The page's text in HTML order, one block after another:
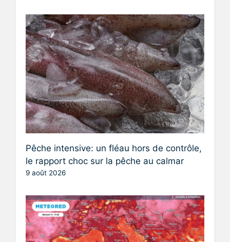
Pêche intensive: un fléau hors de contrôle,
le rapport choc sur la pêche au calmar
9 août 2026